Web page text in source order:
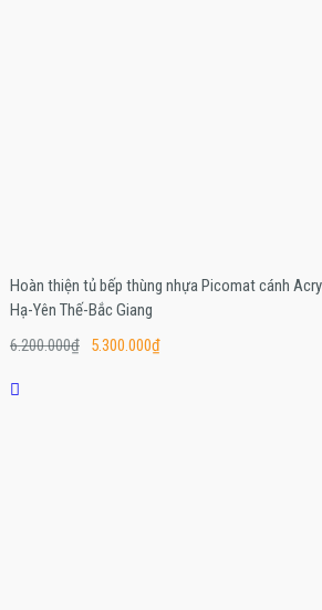
Hoàn thiện tủ bếp thùng nhựa Picomat cánh
Hạ-Yên Thế-Bắc Giang
6.200.000₫ 5.300.000₫